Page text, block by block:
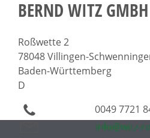
BERND WITZ GMBH
Roßwette 2
78048 Villingen-
Baden-Württemberg
D
0049 7721
info@witz-